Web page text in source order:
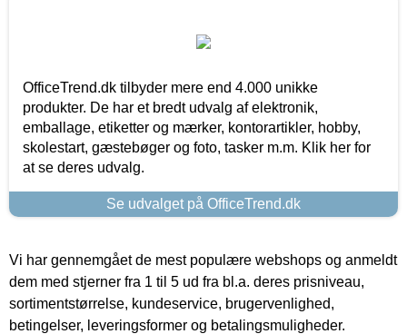
OfficeTrend.dk tilbyder mere end 4.000 unikke
produkter. De har et bredt udvalg af elektronik,
emballage, etiketter og mærker, kontorartikler, hobby,
skolestart, gæstebøger og foto, tasker m.m. Klik her for
at se deres udvalg.
Se udvalget på OfficeTrend.dk
Vi har gennemgået de mest populære webshops og anmeldt
dem med stjerner fra 1 til 5 ud fra bl.a. deres prisniveau,
sortimentstørrelse, kundeservice, brugervenlighed,
betingelser, leveringsformer og betalingsmuligheder.